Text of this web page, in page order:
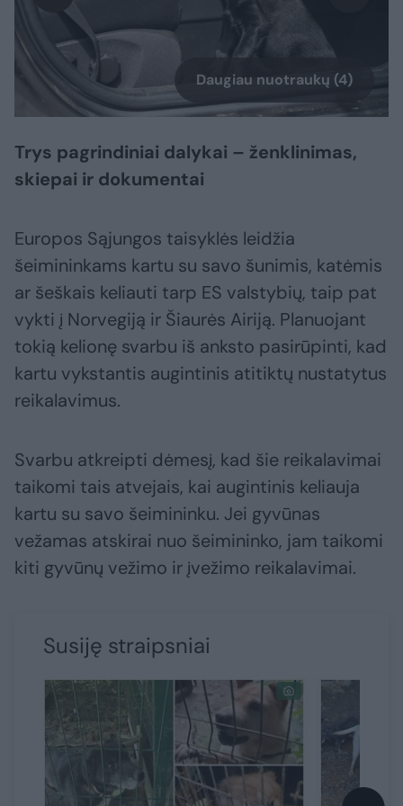
Daugiau nuotraukų (4)
Trys pagrindiniai dalykai – ženklinimas,
skiepai ir dokumentai
Europos Sąjungos taisyklės leidžia
šeimininkams kartu su savo šunimis, katėmis
ar šeškais keliauti tarp ES valstybių, taip pat
vykti į Norvegiją ir Šiaurės Airiją. Planuojant
tokią kelionę svarbu iš anksto pasirūpinti, kad
kartu vykstantis augintinis atitiktų nustatytus
reikalavimus.
Svarbu atkreipti dėmesį, kad šie reikalavimai
taikomi tais atvejais, kai augintinis keliauja
kartu su savo šeimininku. Jei gyvūnas
vežamas atskirai nuo šeimininko, jam taikomi
kiti gyvūnų vežimo ir įvežimo reikalavimai.
Susiję straipsniai